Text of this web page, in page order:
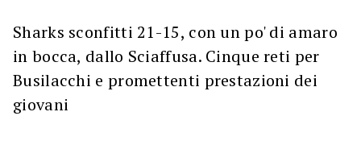
Sharks sconfitti 21-15, con un po' di amaro
in bocca, dallo Sciaffusa. Cinque reti per
Busilacchi e promettenti prestazioni dei
giovani